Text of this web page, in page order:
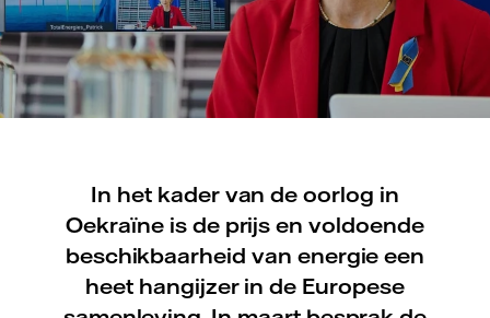
In het kader van de oorlog in
Oekraïne is de prijs en voldoende
beschikbaarheid van energie een
heet hangijzer in de Europese